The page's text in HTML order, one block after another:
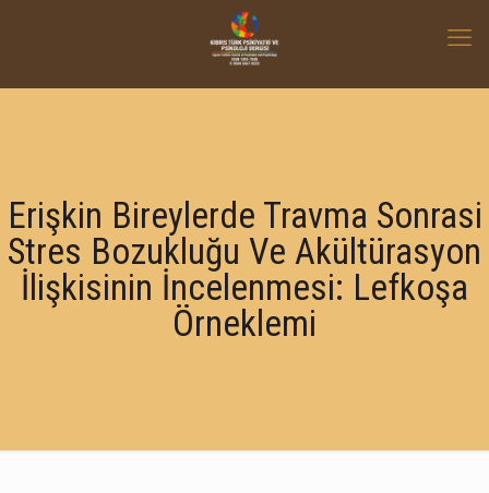
Erişkin Bireylerde Travma Sonrasi
Stres Bozukluğu Ve Akültürasyon
İlişkisinin İncelenmesi: Lefkoşa
Örneklemi